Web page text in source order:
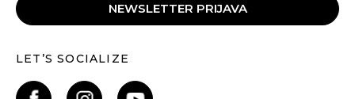
NEWSLETTER PRIJAVA
LET’S SOCIALIZE